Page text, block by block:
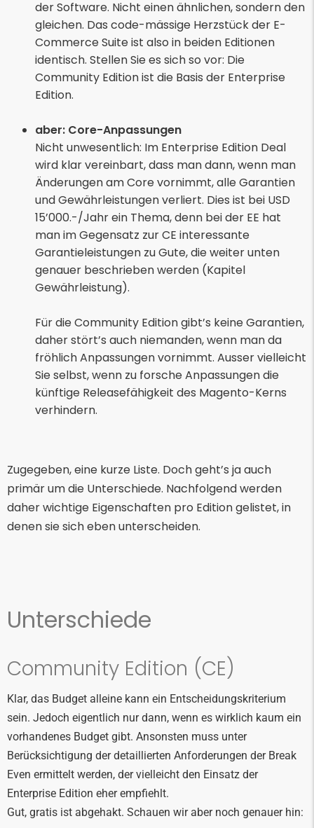
der Software. Nicht einen ähnlichen, sondern den
gleichen. Das code-mässige Herzstück der E-
Commerce Suite ist also in beiden Editionen
identisch. Stellen Sie es sich so vor: Die
Community Edition ist die Basis der Enterprise
Edition.
aber: Core-Anpassungen
Nicht unwesentlich: Im Enterprise Edition Deal
wird klar vereinbart, dass man dann, wenn man
Änderungen am Core vornimmt, alle Garantien
und Gewährleistungen verliert. Dies ist bei USD
15’000.-/Jahr ein Thema, denn bei der EE hat
man im Gegensatz zur CE interessante
Garantieleistungen zu Gute, die weiter unten
genauer beschrieben werden (Kapitel
Gewährleistung).
Für die Community Edition gibt’s keine Garantien,
daher stört’s auch niemanden, wenn man da
fröhlich Anpassungen vornimmt. Ausser vielleicht
Sie selbst, wenn zu forsche Anpassungen die
künftige Releasefähigkeit des Magento-Kerns
verhindern.
Zugegeben, eine kurze Liste. Doch geht’s ja auch
primär um die Unterschiede. Nachfolgend werden
daher wichtige Eigenschaften pro Edition gelistet, in
denen sie sich eben unterscheiden.
Unterschiede
Community Edition (CE)
Klar, das Budget alleine kann ein Entscheidungskriterium
sein. Jedoch eigentlich nur dann, wenn es wirklich kaum ein
vorhandenes Budget gibt. Ansonsten muss unter
Berücksichtigung der detaillierten Anforderungen der Break
Even ermittelt werden, der vielleicht den Einsatz der
Enterprise Edition eher empfiehlt.
Gut, gratis ist abgehakt. Schauen wir aber noch genauer hin: